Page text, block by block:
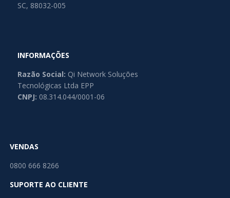
SC, 88032-005
INFORMAÇÕES
Razão Social: Qi Network Soluções
Tecnológicas Ltda EPP
CNPJ: 08.314.044/0001-06
VENDAS
0800 666 8266
SUPORTE AO CLIENTE